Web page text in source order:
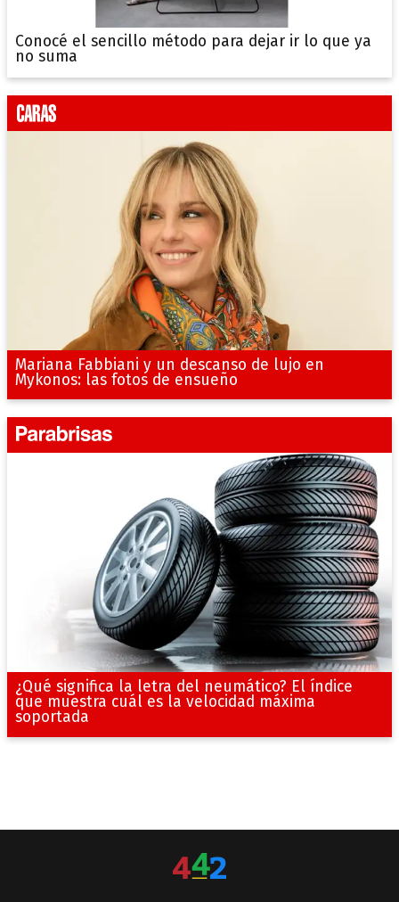
Conocé el sencillo método para dejar ir lo que ya
no suma
Mariana Fabbiani y un descanso de lujo en
Mykonos: las fotos de ensueño
¿Qué significa la letra del neumático? El índice
que muestra cuál es la velocidad máxima
soportada